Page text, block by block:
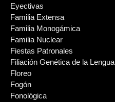
Eyectivas
Familia Extensa
Familia Monogámica
Familia Nuclear
Fiestas Patronales
Filiación Genética de la Lengua
Floreo
Fogón
Fonológica